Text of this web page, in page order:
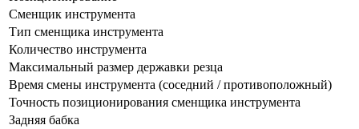
Сменщик инструмента
Тип сменщика инструмента
Количество инструмента
Максимальный размер державки резца
Время смены инструмента (соседний / противоположный)
Точность позиционирования сменщика инструмента
Задняя бабка